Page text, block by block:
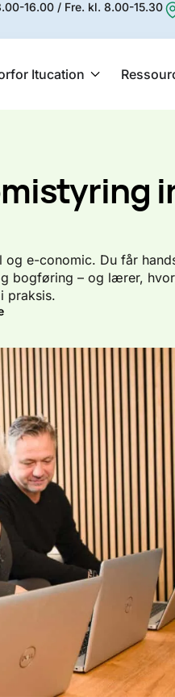
16.00 / Fre. kl. 8.00-15.30
Itucation
e-conomic. Du får
bogføring – og lærer,
praksis.